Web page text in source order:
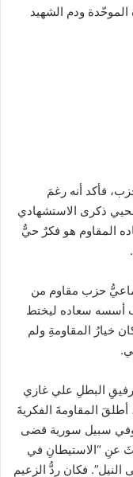
ودم الشهيد
فأكد أنه رغمَ
نحيي ذكرى الاستشهادي
المقاوم هو فكرٌ حيٌّ
حزب مقاوم من
أسسه سعاده ليختط
خيارُ المقاومةِ ولم
البطلِ علي غازي
المقاومةَ الفكريةَ
وفي سبيل سورية قضى
عنِ “الاستيطانِ في
النيل”. فكان ردُّ الزعيمِ